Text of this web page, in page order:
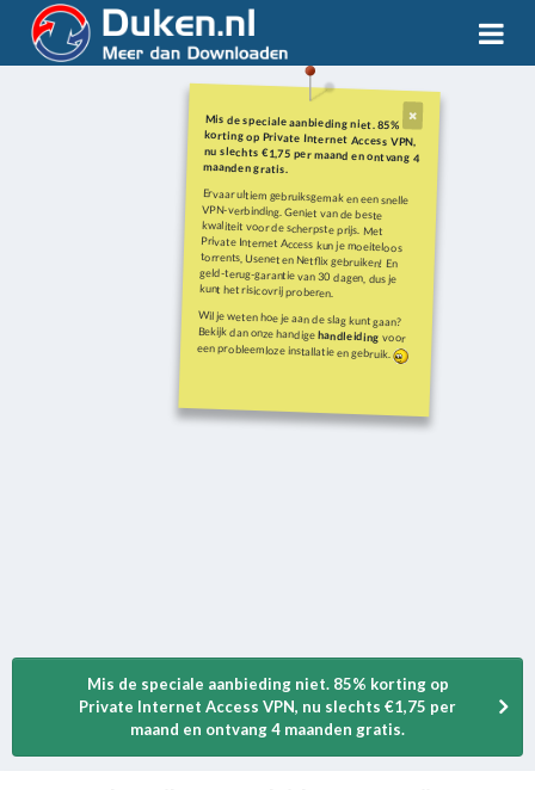
Mis de speciale aanbieding niet. 85%
korting op Private Internet Access VPN,
nu slechts €1,75 per maand en ontvang 4
maanden gratis.
Ervaar ultiem gebruiksgemak en een snelle
VPN-verbinding. Geniet van de beste
kwaliteit voor de scherpste prijs. Met
Private Internet Access kun je moeiteloos
torrents, Usenet en Netflix gebruiken! En
geld-terug-garantie van 30 dagen, dus je
kunt het risicovrij proberen.
Wil je weten hoe je aan de slag kunt gaan?
Bekijk dan onze handigehandleiding voor
een probleemloze installatie en gebruik.
Mis de speciale aanbieding niet. 85% korting op
Private Internet Access VPN, nu slechts €1,75 per
maand en ontvang 4 maanden gratis.